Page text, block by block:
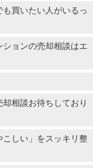
も買いたい人がいるっ
ションの売却相談はエ
相談お待ちしており
こしい」をスッキリ整